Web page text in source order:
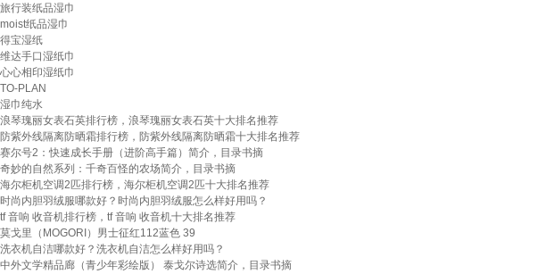
旅行装纸品湿巾
moist纸品湿巾
得宝湿纸
维达手口湿纸巾
心心相印湿纸巾
TO-PLAN
湿巾纯水
浪琴瑰丽女表石英排行榜，浪琴瑰丽女表石英十大排名推荐
防紫外线隔离防晒霜排行榜，防紫外线隔离防晒霜十大排名推荐
赛尔号2：快速成长手册（进阶高手篇）简介，目录书摘
奇妙的自然系列：千奇百怪的农场简介，目录书摘
海尔柜机空调2匹排行榜，海尔柜机空调2匹十大排名推荐
时尚内胆羽绒服哪款好？时尚内胆羽绒服怎么样好用吗？
tf 音响 收音机排行榜，tf 音响 收音机十大排名推荐
莫戈里（MOGORI）男士征红112蓝色 39
洗衣机自洁哪款好？洗衣机自洁怎么样好用吗？
中外文学精品廊（青少年彩绘版） 泰戈尔诗选简介，目录书摘